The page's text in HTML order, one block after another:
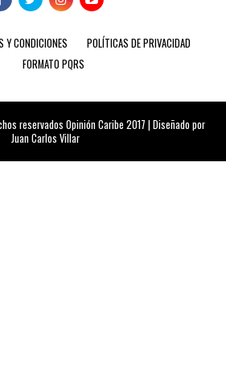
Y CONDICIONES
POLÍTICAS DE PRIVACIDAD
FORMATO PQRS
reservados Opinión Caribe 2017 | Diseñado por
Juan Carlos Villar